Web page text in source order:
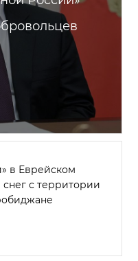
в Еврейском
с территории